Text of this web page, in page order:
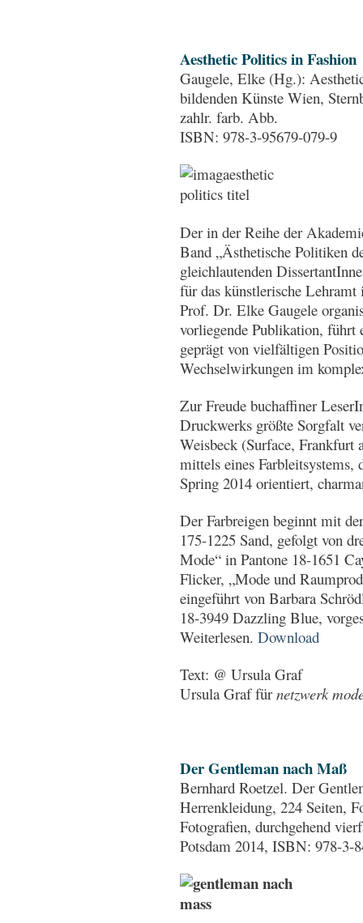
Aesthetic Politics in Fashion
Gaugele, Elke (Hg.):
bildenden Künste Wien,
zahlr. farb. Abb.
ISBN: 978-3-95679-079-9
Der in der Reihe der
Band „Ästhetische Politiken
gleichlautenden
für das künstlerische
Prof. Dr. Elke Gaugele
vorliegende Publikation, führt
geprägt von vielfältigen
Wechselwirkungen im
Zur Freude buchaffiner
Druckwerks größte Sorgfalt
Weisbeck (Surface,
mittels eines Farbleitsystems,
Spring 2014 orientiert,
Der Farbreigen beginnt mit
175-1225 Sand, gefolgt von
Mode“ in Pantone 18-1651
Flicker, „Mode und
eingeführt von Barbara
18-3949 Dazzling Blue,
Weiterlesen.Download
Text: @ Ursula Graf
Ursula Graf fürnetzwerk
Der Gentleman nach Maß
Bernhard Roetzel. Der
Herrenkleidung, 224 Seiten,
Fotografien, durchgehend
Potsdam 2014, ISBN: 978-3-